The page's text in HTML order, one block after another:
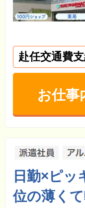
赴任交通費
お仕事
日勤×ピ
位の薄く